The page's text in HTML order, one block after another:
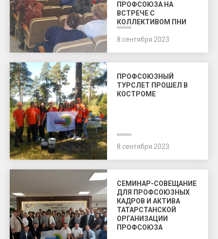
ПРОФСОЮЗА НА
ВСТРЕЧЕ С
КОЛЛЕКТИВОМ ПНИ
8 сентября 2023
ПРОФСОЮЗНЫЙ
ТУРСЛЕТ ПРОШЕЛ В
КОСТРОМЕ
8 сентября 2023
СЕМИНАР-СОВЕЩАНИЕ
ДЛЯ ПРОФСОЮЗНЫХ
КАДРОВ И АКТИВА
ТАТАРСТАНСКОЙ
ОРГАНИЗАЦИИ
ПРОФСОЮЗА